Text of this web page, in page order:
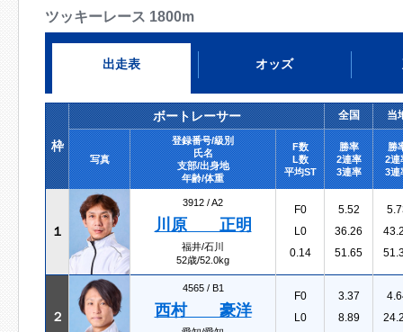
ツッキーレース 1800m
出走表 オッズ
枠
ボートレーサー 全国 当
写真
登録番号/級別
氏名
支部/出身地
年齢/体重
F数
L数
平均ST
勝率
2連率
3連率
勝
2連
3連
１
3912 /A2
川原 正明
福井/石川
52歳/52.0kg
F0
L0
0.14
5.52
36.26
51.65
２
4565 / B1
西村 豪洋
F0
L0
3.37
8.89